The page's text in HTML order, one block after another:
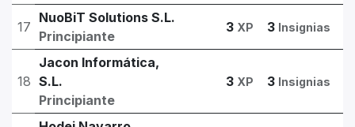
17
NuoBiT Solutions S.L.
Principiante
3 XP 3 Insignias
18
Jacon Informática,
S.L.
Principiante
3 XP 3 Insignias